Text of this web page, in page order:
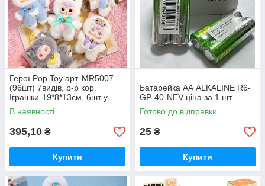
Герої Pop Toy арт. MR5007
(96шт) 7видів, р-р кор.
Іграшки-19*8*13см, 6шт у
дисплей боксі 40*17*33см
В наявності
395,10 ₴
Купити
Батарейка АА ALKALINE R6-
GP-40-NEV ціна за 1 шт
Готово до відправки
25 ₴
Купити